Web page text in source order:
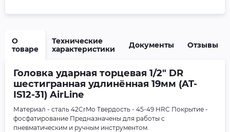
О
товаре
Технические
характеристики
Документы Отзывы
Головка ударная торцевая 1/2" DR
шестигранная удлинённая 19мм (AT-
IS12-31) AirLine
Материал - сталь 42CrMo Твердость - 45-49 HRC Покрытие -
фосфатирование Предназначены для работы с
пневматическим и ручным инструментом.